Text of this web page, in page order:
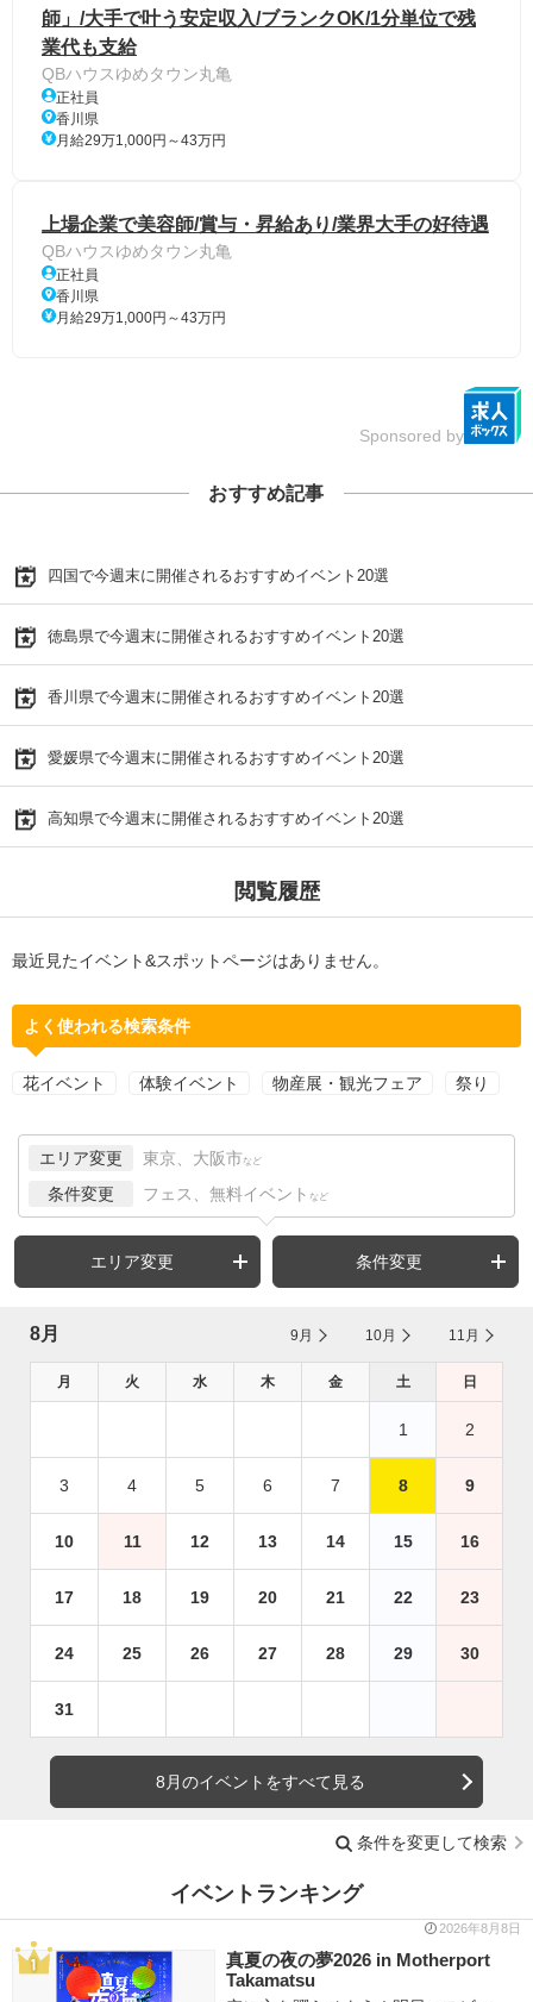
師」/大手で叶う安定収入/ブランクOK/1分単位で残
業代も支給
QBハウスゆめタウン丸亀
正社員
香川県
月給29万1,000円～43万円
上場企業で美容師/賞与・昇給あり/業界大手の好待遇
QBハウスゆめタウン丸亀
正社員
香川県
月給29万1,000円～43万円
Sponsored by
おすすめ記事
四国で今週末に開催されるおすすめイベント20選
徳島県で今週末に開催されるおすすめイベント20選
香川県で今週末に開催されるおすすめイベント20選
愛媛県で今週末に開催されるおすすめイベント20選
高知県で今週末に開催されるおすすめイベント20選
閲覧履歴
最近見たイベント&スポットページはありません。
よく使われる検索条件
花イベント 体験イベント 物産展・観光フェア 祭り
エリア変更 東京、大阪市 など
条件変更 フェス、無料イベント など
エリア変更 条件変更
8月 9月 10月 11月
月 火 水 木 金 土 日
1 2
3 4 5 6 7 8 9
10 11 12 13 14 15 16
17 18 19 20 21 22 23
24 25 26 27 28 29 30
31
8月のイベントをすべて見る
条件を変更して検索
イベントランキング
2026年8月8日
真夏の夜の夢2026 in Motherport
Takamatsu